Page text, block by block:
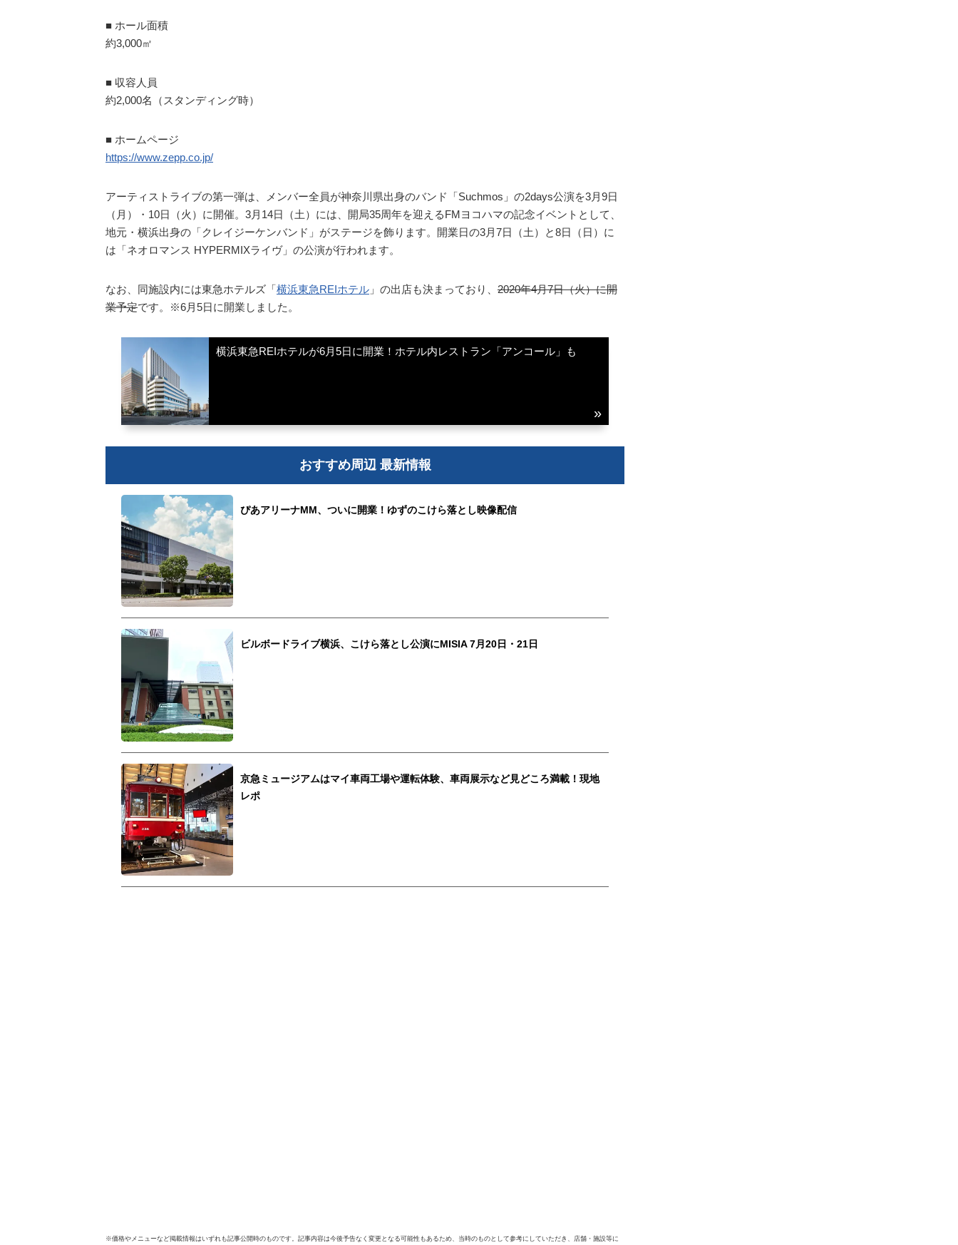
■ ホール面積
約3,000㎡
■ 収容人員
約2,000名（スタンディング時）
■ ホームページ
https://www.zepp.co.jp/
アーティストライブの第一弾は、メンバー全員が神奈川県出身のバンド「Suchmos」の2days公演を3月9日
（月）・10日（火）に開催。3月14日（土）には、開局35周年を迎えるFMヨコハマの記念イベントとして、
地元・横浜出身の「クレイジーケンバンド」がステージを飾ります。開業日の3月7日（土）と8日（日）に
は「ネオロマンス HYPERMIXライヴ」の公演が行われます。
なお、同施設内には東急ホテルズ「横浜東急REIホテル 」の出店も決まっており、 2020年4月7日（火）に開
業予定です。※6月5日に開業しました。
横浜東急REIホテルが6月5日に開業！ホテル内レストラン「アンコール」も
おすすめ周辺 最新情報
ぴあアリーナMM、ついに開業！ゆずのこけら落とし映像配信
ビルボードライブ横浜、こけら落とし公演にMISIA 7月20日・21日
京急ミュージアムはマイ車両工場や運転体験、車両展示など見どころ満載！現地
レポ
※価格やメニューなど掲載情報はいずれも記事公開時のものです。記事内容は今後予告なく変更となる可能性もあるため、当時のものとして参考にしていただき、店舗・施設等に